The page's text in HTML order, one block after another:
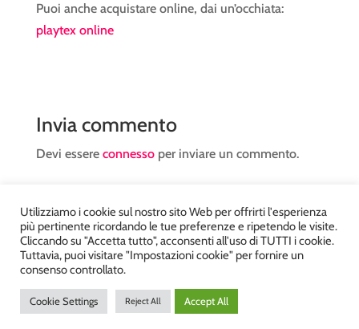
Puoi anche acquistare online, dai un’occhiata:
playtex online
Invia commento
Devi essere connessoper inviare un commento.
Atelier Kyriad da Mary – via Carducci, 12 – Chiavenna –
Sondrio P.Iva 00812910149 – Tel. 0343 36560 – Sito
realizzato daDiegoGiuriani.com
Utilizziamo i cookie sul nostro sito Web per offrirti l'esperienza
più pertinente ricordando le tue preferenze e ripetendo le visite.
Cliccando su "Accetta tutto", acconsenti all'uso di TUTTI i cookie.
Tuttavia, puoi visitare "Impostazioni cookie" per fornire un
consenso controllato.
Cookie Settings Reject All Accept All